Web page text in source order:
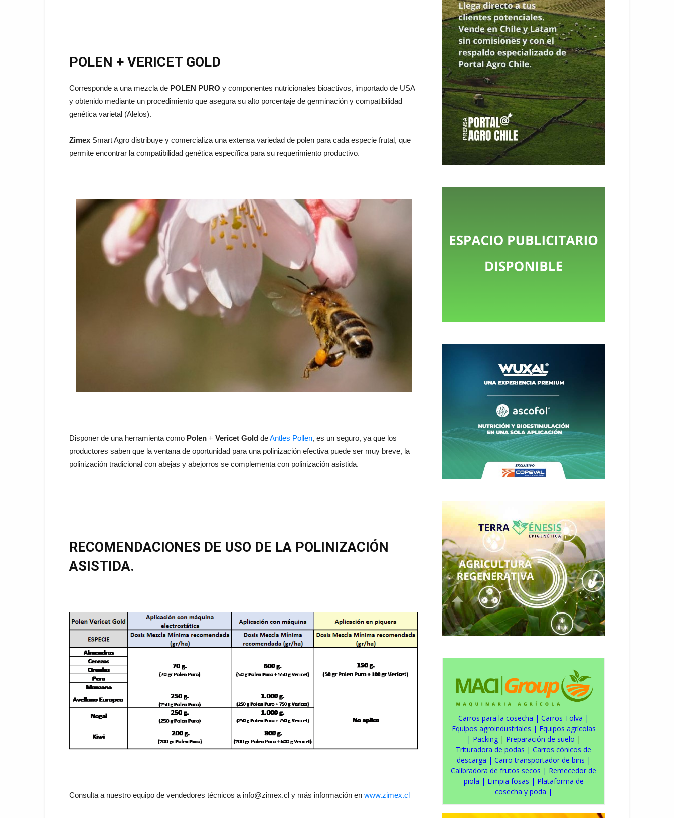
POLEN + VERICET GOLD
Corresponde a una mezcla de POLEN PURO y componentes nutricionales bioactivos, importado de USA
y obtenido mediante un procedimiento que asegura su alto porcentaje de germinación y compatibilidad
genética varietal (Alelos).
Zimex Smart Agro distribuye y comercializa una extensa variedad de polen para cada especie frutal, que
permite encontrar la compatibilidad genética específica para su requerimiento productivo.
Disponer de una herramienta como Polen + Vericet Gold deAntles Pollen, es un seguro, ya que los
productores saben que la ventana de oportunidad para una polinización efectiva puede ser muy breve, la
polinización tradicional con abejas y abejorros se complementa con polinización asistida.
RECOMENDACIONES DE USO DE LA POLINIZACIÓN
ASISTIDA.
Consulta a nuestro equipo de vendedores técnicos a info@zimex.cl y más información en www.zimex.cl
Carros para la cosecha | Carros Tolva |
Equipos agroindustriales | Equipos agrícolas
| Packing| Preparación de suelo |
Trituradora de podas | Carros cónicos de
descarga | Carro transportador de bins |
Calibradora de frutos secos | Remecedor de
piola | Limpia fosas | Plataforma de
cosecha y poda |